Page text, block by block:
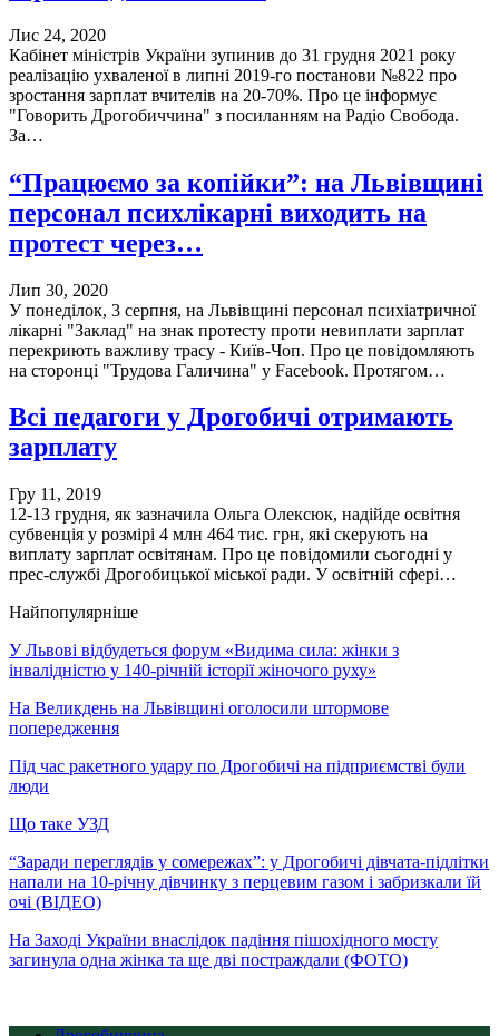
Лис 24, 2020
Кабінет міністрів України зупинив до 31 грудня 2021 року
реалізацію ухваленої в липні 2019-го постанови №822 про
зростання зарплат вчителів на 20-70%. Про це інформує
"Говорить Дрогобиччина" з посиланням на Радіо Свобода.
За…
“Працюємо за копійки”: на Львівщині
персонал психлікарні виходить на
протест через…
Лип 30, 2020
У понеділок, 3 серпня, на Львівщині персонал психіатричної
лікарні "Заклад" на знак протесту проти невиплати зарплат
перекриють важливу трасу - Київ-Чоп. Про це повідомляють
на сторонці "Трудова Галичина" у Facebook. Протягом…
Всі педагоги у Дрогобичі отримають
зарплату
Гру 11, 2019
12-13 грудня, як зазначила Ольга Олексюк, надійде освітня
субвенція у розмірі 4 млн 464 тис. грн, які скерують на
виплату зарплат освітянам. Про це повідомили сьогодні у
прес-службі Дрогобицької міської ради. У освітній сфері…
Найпопулярніше
У Львові відбудеться форум «Видима сила: жінки з
інвалідністю у 140-річній історії жіночого руху»
На Великдень на Львівщині оголосили штормове
попередження
Під час ракетного удару по Дрогобичі на підприємстві були
люди
Що таке УЗД
“Заради переглядів у сомережах”: у Дрогобичі дівчата-підлітки
напали на 10-річну дівчинку з перцевим газом і забризкали їй
очі (ВІДЕО)
На Заході України внаслідок падіння пішохідного мосту
загинула одна жінка та ще дві постраждали (ФОТО)